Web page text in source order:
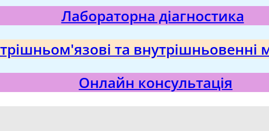
Лабораторна діагностика
та внутрішньовенні
Онлайн консультація